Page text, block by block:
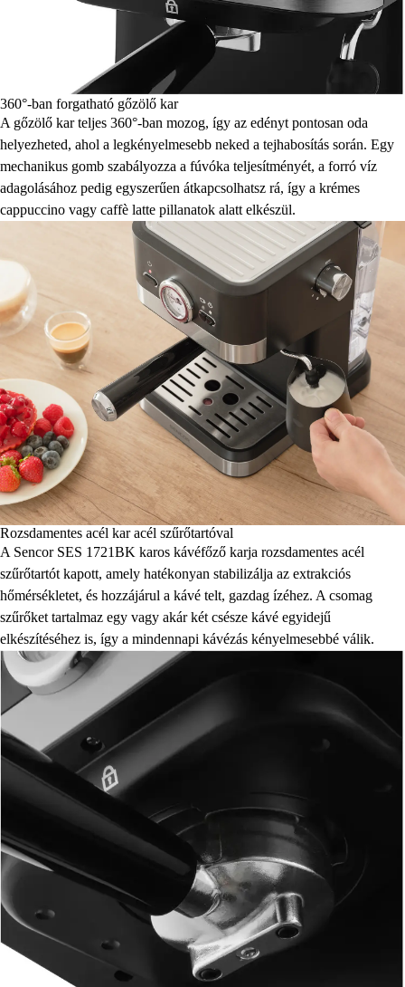
360°-ban forgatható gőzölő kar
A gőzölő kar teljes 360°-ban mozog, így az edényt pontosan oda
helyezheted, ahol a legkényelmesebb neked a tejhabosítás során. Egy
mechanikus gomb szabályozza a fúvóka teljesítményét, a forró víz
adagolásához pedig egyszerűen átkapcsolhatsz rá, így a krémes
cappuccino vagy caffè latte pillanatok alatt elkészül.
Rozsdamentes acél kar acél szűrőtartóval
A Sencor SES 1721BK karos kávéfőző karja rozsdamentes acél
szűrőtartót kapott, amely hatékonyan stabilizálja az extrakciós
hőmérsékletet, és hozzájárul a kávé telt, gazdag ízéhez. A csomag
szűrőket tartalmaz egy vagy akár két csésze kávé egyidejű
elkészítéséhez is, így a mindennapi kávézás kényelmesebbé válik.